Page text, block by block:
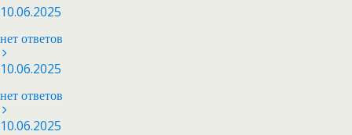
10.06.2025
нет ответов
10.06.2025
нет ответов
10.06.2025